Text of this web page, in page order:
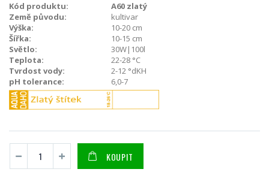
Kód produktu:
A60 zlatý
Země původu:
kultivar
Výška:
10-20 cm
Šířka:
10-15 cm
Světlo:
30W|100l
Teplota:
22-28 °C
Tvrdost vody:
2-12 °dKH
pH tolerance:
6,0-7
KOUPIT